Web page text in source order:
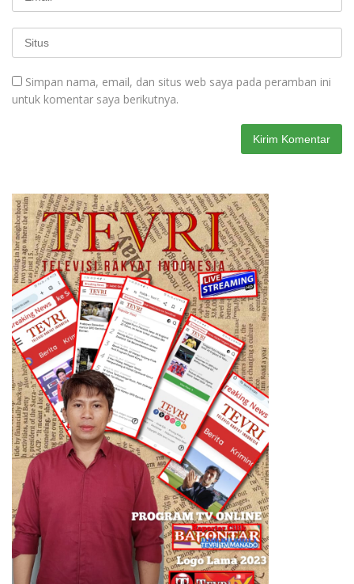
Simpan nama, email, dan situs web saya pada peramban ini
untuk komentar saya berikutnya.